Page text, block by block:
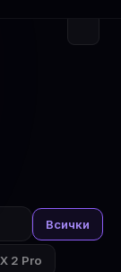
Всички
2 Pro